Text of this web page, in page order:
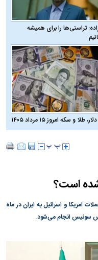
تراستی‌ها را برای همیشه
طلا و سکه امروز ۱۵ مرداد ۱۴۰۵
است؟
آمریکا و اسرائیل به ایران در ماه
سوئیس انجام می‌شود.